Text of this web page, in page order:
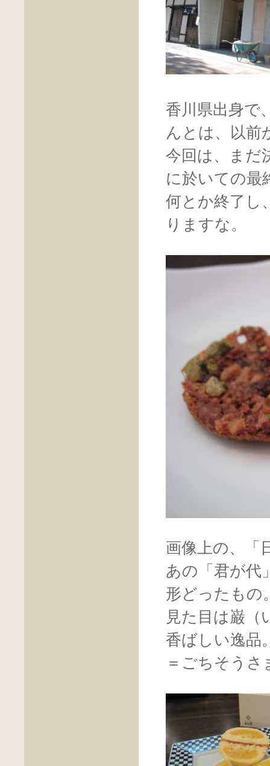
香川県出身で
んとは、以前
今回は、まだ
に於いての最
何とか終了し
りますな。
画像上の、「
あの「君が代
形どったもの
見た目は巌（
香ばしい逸品
＝ごちそうさ